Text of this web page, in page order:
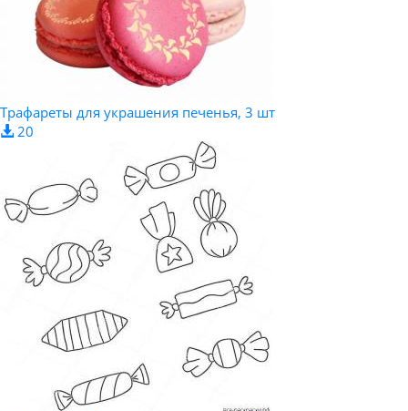
Трафареты для украшения печенья, 3 шт
20